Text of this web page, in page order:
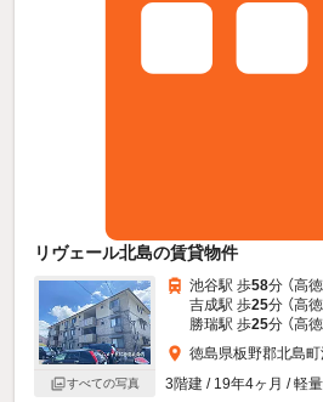
リヴェール北島の賃貸物件
すべての写真
池谷駅 歩58分 （高
吉成駅 歩25分 （高徳
勝瑞駅 歩25分 （高徳
徳島県板野郡北島
3階建 / 19年4ヶ月 / 軽